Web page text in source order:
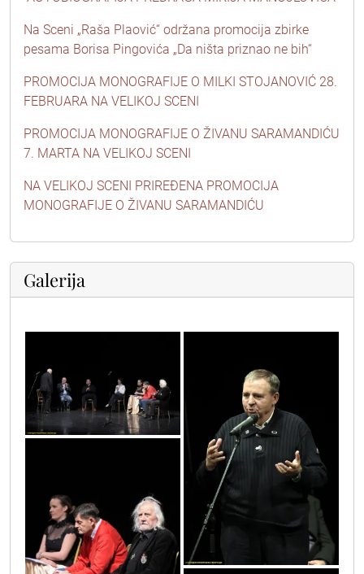
Na Sceni „Raša Plaović“ održana promocija zbirke
pesama Borisa Pingovića „Da ništa priznao ne bih“
PROMOCIJA MONOGRAFIJE O MILKI STOJANOVIĆ 28.
FEBRUARA NA VELIKOJ SCENI
PROMOCIJA MONOGRAFIJE O ŽIVANU SARAMANDIĆU
7. MARTA NA VELIKOJ SCENI
NA VELIKOJ SCENI PRIREĐENA PROMOCIJA
MONOGRAFIJE O ŽIVANU SARAMANDIĆU
Galerija
vic4550
vic4593
vic4545